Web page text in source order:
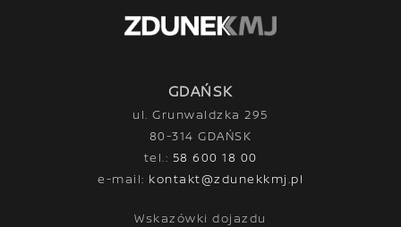
GDAŃSK
ul. Grunwaldzka 295
80-314 GDAŃSK
tel.: 58 600 18 00
e-mail: kontakt@zdunekkmj.pl
Wskazówki dojazdu